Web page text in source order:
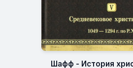
Шафф - История